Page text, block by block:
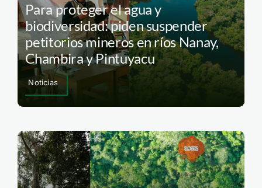
Para proteger el agua y
biodiversidad: piden suspender
petitorios mineros en ríos Nanay,
Chambira y Pintuyacu
Noticias